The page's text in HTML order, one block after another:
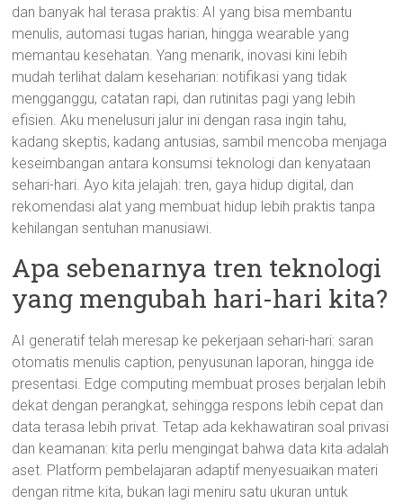
dan banyak hal terasa praktis: AI yang bisa membantu
menulis, automasi tugas harian, hingga wearable yang
memantau kesehatan. Yang menarik, inovasi kini lebih
mudah terlihat dalam keseharian: notifikasi yang tidak
mengganggu, catatan rapi, dan rutinitas pagi yang lebih
efisien. Aku menelusuri jalur ini dengan rasa ingin tahu,
kadang skeptis, kadang antusias, sambil mencoba menjaga
keseimbangan antara konsumsi teknologi dan kenyataan
sehari-hari. Ayo kita jelajah: tren, gaya hidup digital, dan
rekomendasi alat yang membuat hidup lebih praktis tanpa
kehilangan sentuhan manusiawi.
Apa sebenarnya tren teknologi
yang mengubah hari-hari kita?
AI generatif telah meresap ke pekerjaan sehari-hari: saran
otomatis menulis caption, penyusunan laporan, hingga ide
presentasi. Edge computing membuat proses berjalan lebih
dekat dengan perangkat, sehingga respons lebih cepat dan
data terasa lebih privat. Tetap ada kekhawatiran soal privasi
dan keamanan: kita perlu mengingat bahwa data kita adalah
aset. Platform pembelajaran adaptif menyesuaikan materi
dengan ritme kita, bukan lagi meniru satu ukuran untuk